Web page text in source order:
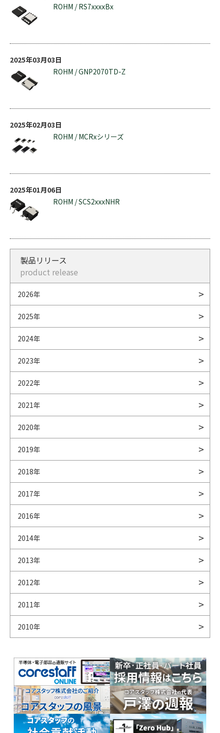
ROHM / RS7xxxxBx
2025年03月03日
ROHM / GNP2070TD-Z
2025年02月03日
ROHM / MCRxシリーズ
2025年01月06日
ROHM / SCS2xxxNHR
製品リリース
product release
2026年
2025年
2024年
2023年
2022年
2021年
2020年
2019年
2018年
2017年
2016年
2014年
2013年
2012年
2011年
2010年